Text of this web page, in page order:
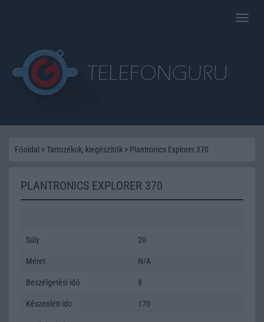
Toggle
Főoldal >Tartozékok, kiegészítők > Plantronics Explorer 370
PLANTRONICS EXPLORER 370
Súly 20
Méret N/A
Beszélgetési idő 8
Készenléti ido 170